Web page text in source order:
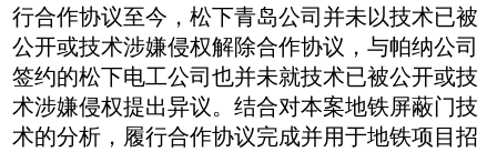
行合作协议至今，松下青岛公司并未以技术已被
公开或技术涉嫌侵权解除合作协议，与帕纳公司
签约的松下电工公司也并未就技术已被公开或技
术涉嫌侵权提出异议。结合对本案地铁屏蔽门技
术的分析，履行合作协议完成并用于地铁项目招